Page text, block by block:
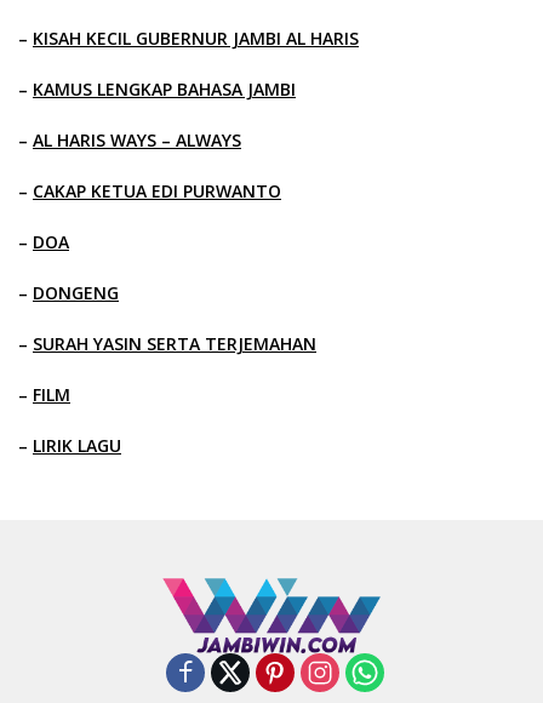
– KISAH KECIL GUBERNUR JAMBI AL HARIS
– KAMUS LENGKAP BAHASA JAMBI
– AL HARIS WAYS – ALWAYS
– CAKAP KETUA EDI PURWANTO
– DOA
– DONGENG
– SURAH YASIN SERTA TERJEMAHAN
– FILM
– LIRIK LAGU